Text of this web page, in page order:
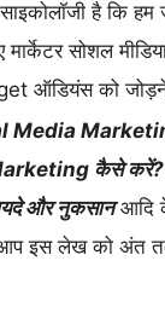
है कि
सोशल
ऑडियंस को
Media
कैसे
और नुकसानआदि
आप इस लेख को अंत